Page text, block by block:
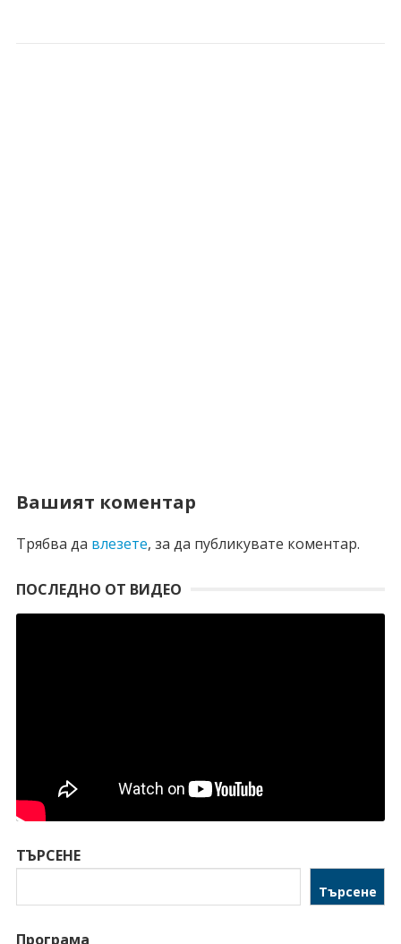
Вашият коментар
Трябва да влезете, за да публикувате коментар.
ПОСЛЕДНО ОТ ВИДЕО
ТЪРСЕНЕ
Търсене
Програма